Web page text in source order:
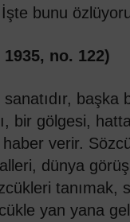
bunu
1935, no.
başka
bir gölgesi,
verir.
dünya
tanımak,
yan yana